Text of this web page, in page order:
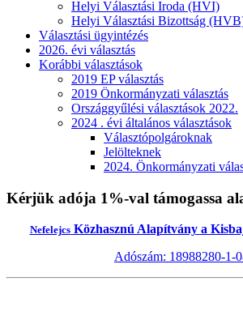
Helyi Választási Iroda (HVI)
Helyi Választási Bizottság
Választási ügyintézés
2026. évi választás
Korábbi választások
2019 EP választás
2019 Önkormányzati választás
Országgyűlési választások 2022.
2024 . évi általános választások
Választópolgároknak
Jelölteknek
2024. Önkormányzati
Kérjük adója 1%-val támogassa
NefelejcsKözhasznú Alapítvány a
Adószám: 18988280-1-